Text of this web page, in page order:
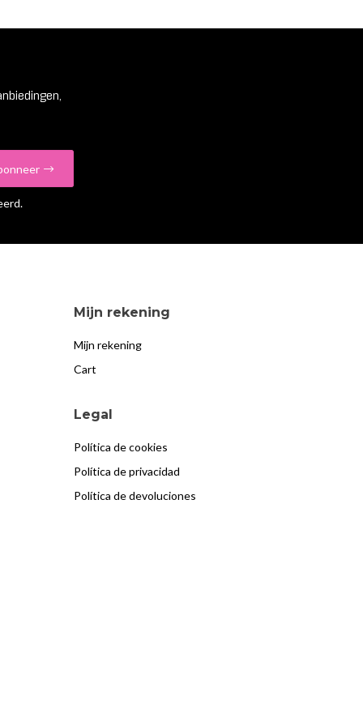
Mijn rekening
Mijn rekening
Cart
Legal
Política de cookies
Política de privacidad
Política de devoluciones